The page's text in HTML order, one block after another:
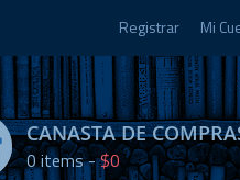
Registrar Mi
CANASTA DE
0items -$0